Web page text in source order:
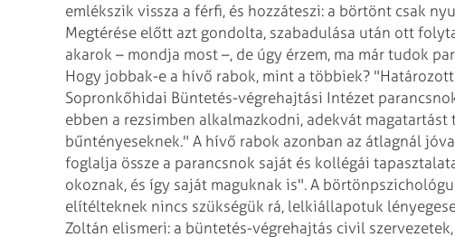
emlékszik vissza a férfi, és hozzáteszi: a börtönt csak
Megtérése előtt azt gondolta, szabadulása után ott
akarok – mondja most –, de úgy érzem, ma már tudok
Hogy jobbak-e a hívő rabok, mint a többiek?
Sopronkőhidai Büntetés-végrehajtási Intézet
ebben a rezsimben alkalmazkodni, adekvát
bűntényeseknek." A hívő rabok azonban az átlagnál
foglalja össze a parancsnok saját és kollégái
okoznak, és így saját maguknak is". A
elítélteknek nincs szükségük rá, lelkiállapotuk
Zoltán elismeri: a büntetés-végrehajtás civil